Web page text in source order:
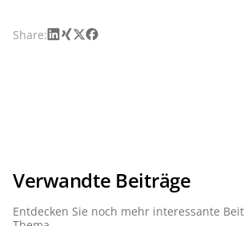
Share:LinkedIn
Xing
X Facebook
Verwandte Beiträge
Entdecken Sie noch mehr interessante